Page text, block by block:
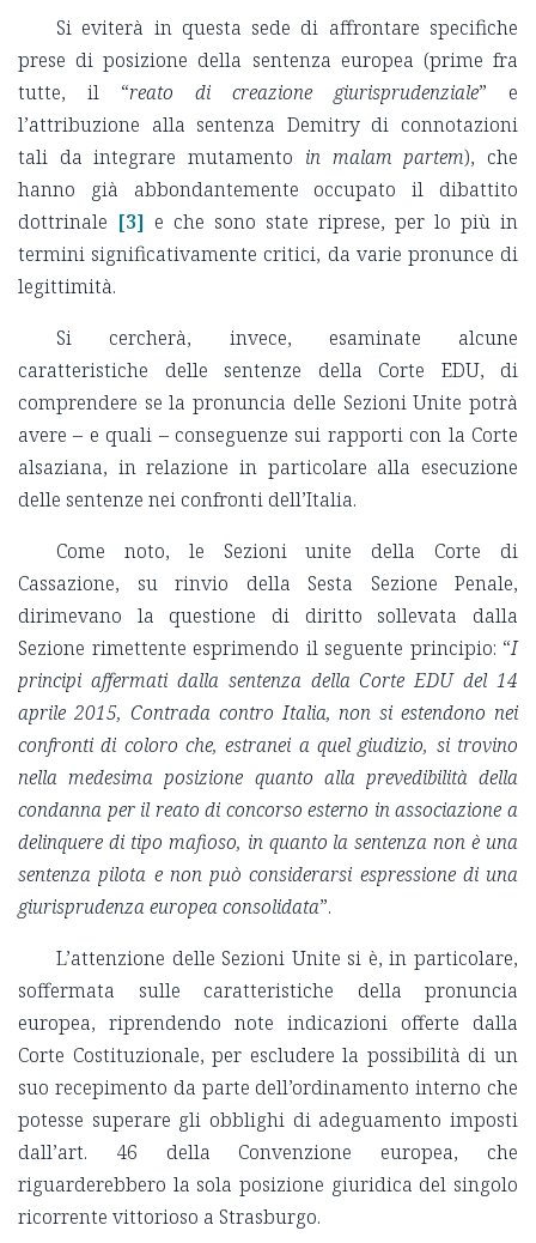
Si eviterà in questa sede di affrontare specifiche
prese di posizione della sentenza europea (prime fra
tutte, il “reato di creazione giurisprudenziale” e
l’attribuzione alla sentenza Demitry di connotazioni
tali da integrare mutamento in malam partem), che
hanno già abbondantemente occupato il dibattito
dottrinale [3] e che sono state riprese, per lo più in
termini significativamente critici, da varie pronunce di
legittimità.
Si cercherà, invece, esaminate alcune
caratteristiche delle sentenze della Corte EDU, di
comprendere se la pronuncia delle Sezioni Unite potrà
avere – e quali – conseguenze sui rapporti con la Corte
alsaziana, in relazione in particolare alla esecuzione
delle sentenze nei confronti dell’Italia.
Come noto, le Sezioni unite della Corte di
Cassazione, su rinvio della Sesta Sezione Penale,
dirimevano la questione di diritto sollevata dalla
Sezione rimettente esprimendo il seguente principio: “I
principi affermati dalla sentenza della Corte EDU del 14
aprile 2015, Contrada contro Italia, non si estendono nei
confronti di coloro che, estranei a quel giudizio, si trovino
nella medesima posizione quanto alla prevedibilità della
condanna per il reato di concorso esterno in associazione a
delinquere di tipo mafioso, in quanto la sentenza non è una
sentenza pilota e non può considerarsi espressione di una
giurisprudenza europea consolidata”.
L’attenzione delle Sezioni Unite si è, in particolare,
soffermata sulle caratteristiche della pronuncia
europea, riprendendo note indicazioni offerte dalla
Corte Costituzionale, per escludere la possibilità di un
suo recepimento da parte dell’ordinamento interno che
potesse superare gli obblighi di adeguamento imposti
dall’art. 46 della Convenzione europea, che
riguarderebbero la sola posizione giuridica del singolo
ricorrente vittorioso a Strasburgo.